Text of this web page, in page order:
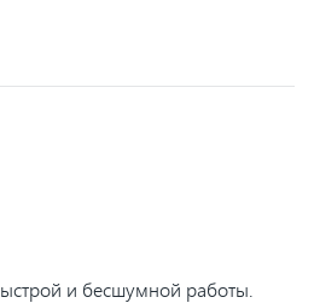
и бесшумной работы.